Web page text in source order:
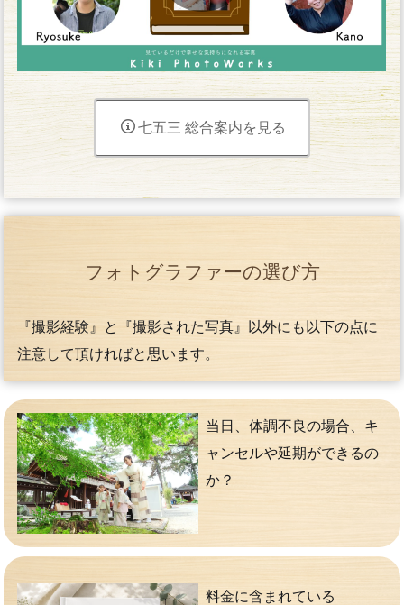
七五三 総合案内を見る
フォトグラファーの選び方
『撮影経験』と『撮影された写真』以外にも以下の点に
注意して頂ければと思います。
当日、体調不良の場合、キ
ャンセルや延期ができるの
か？
料金に含まれている